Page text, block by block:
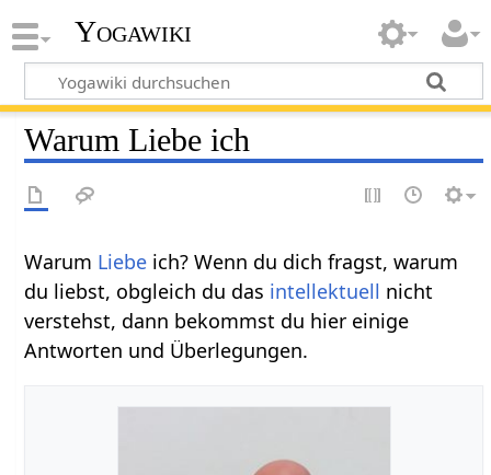
Yogawiki
Warum Liebe ich
Warum Liebe ich? Wenn du dich fragst, warum
du liebst, obgleich du das intellektuell nicht
verstehst, dann bekommst du hier einige
Antworten und Überlegungen.